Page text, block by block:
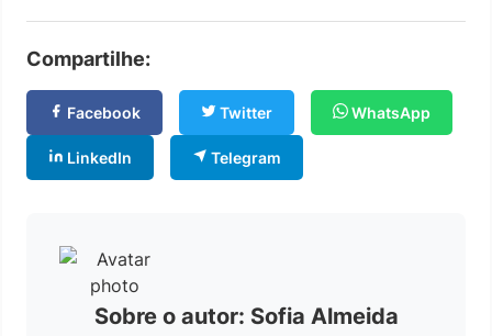
Compartilhe:
Facebook Twitter WhatsApp
LinkedIn Telegram
Sobre o autor: Sofia Almeida